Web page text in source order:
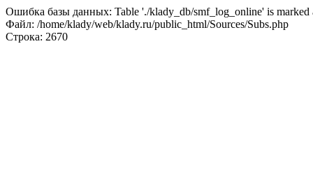
Ошибка базы данных: Table './klady_db/smf_log_online' is marked
Файл: /home/klady/web/klady.ru/public_html/Sources/Subs.php
Строка: 2670